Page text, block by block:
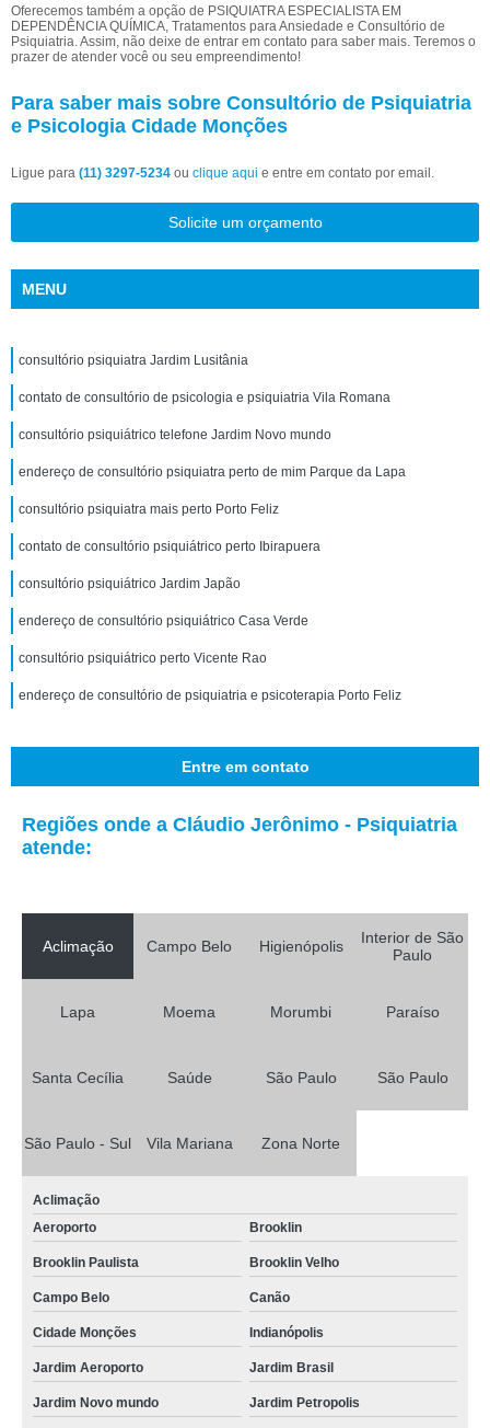
Oferecemos também a opção de PSIQUIATRA ESPECIALISTA EM
DEPENDÊNCIA QUÍMICA, Tratamentos para Ansiedade e Consultório de
Psiquiatria. Assim, não deixe de entrar em contato para saber mais. Teremos o
prazer de atender você ou seu empreendimento!
Para saber mais sobre Consultório de Psiquiatria
e Psicologia Cidade Monções
Ligue para (11) 3297-5234 ou clique aqui e entre em contato por email.
Solicite um orçamento
MENU
consultório psiquiatra Jardim Lusitânia
contato de consultório de psicologia e psiquiatria Vila Romana
consultório psiquiátrico telefone Jardim Novo mundo
endereço de consultório psiquiatra perto de mim Parque da Lapa
consultório psiquiatra mais perto Porto Feliz
contato de consultório psiquiátrico perto Ibirapuera
consultório psiquiátrico Jardim Japão
endereço de consultório psiquiátrico Casa Verde
consultório psiquiátrico perto Vicente Rao
endereço de consultório de psiquiatria e psicoterapia Porto Feliz
Entre em contato
Regiões onde a Cláudio Jerônimo - Psiquiatria
atende:
Aclimação Campo Belo Higienópolis
Interior de São
Paulo
Lapa Moema Morumbi Paraíso
Santa Cecília Saúde São Paulo São Paulo
São Paulo - Sul Vila Mariana Zona Norte
Aclimação
Aeroporto
Brooklin
Brooklin Paulista Brooklin Velho
Campo Belo Canão
Cidade Monções Indianópolis
Jardim Aeroporto Jardim Brasil
Jardim Novo mundo Jardim Petropolis